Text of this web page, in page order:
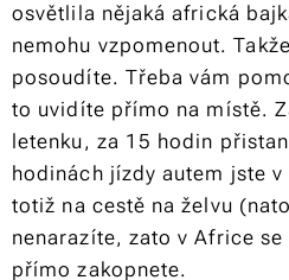
osvětlila nějaká africká
nemohu vzpomenout.
posoudíte. Třeba vám
to uvidíte přímo na místě.
letenku, za 15 hodin
hodinách jízdy autem jste
totiž na cestě na želvu
nenarazíte, zato v Africe
přímo zakopnete.